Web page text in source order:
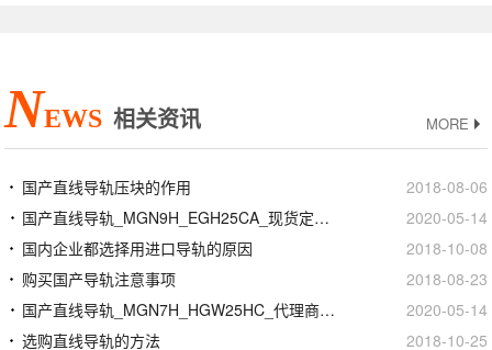
NEWS 相关资讯 MORE
国产直线导轨压块的作用
2018-08-06
国产直线导轨_MGN9H_EGH25CA_现货定制加工
2020-05-14
国内企业都选择用进口导轨的原因
2018-10-08
购买国产导轨注意事项
2018-08-23
国产直线导轨_MGN7H_HGW25HC_代理商正品官网
2020-05-14
选购直线导轨的方法
2018-10-25